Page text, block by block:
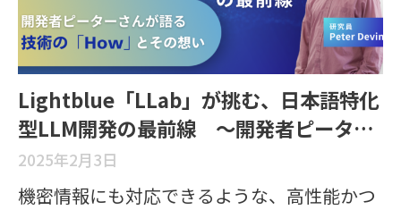
Lightblue「LLab」が挑む、日本語特化
型LLM開発の最前線 ～開発者ピーター
さんが語る、技術の「How」とその想い
～
2025年2月3日
機密情報にも対応できるような、高性能かつ